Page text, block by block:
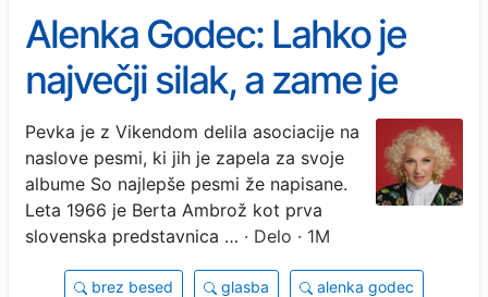
Alenka Godec: Lahko je
največji silak, a zame je
samo en majhen slabič
Pevka je z Vikendom delila asociacije na
naslove pesmi, ki jih je zapela za svoje
albume So najlepše pesmi že napisane.
Leta 1966 je Berta Ambrož kot prva
slovenska predstavnica … · Delo · 1M
brez besed glasba alenka godec